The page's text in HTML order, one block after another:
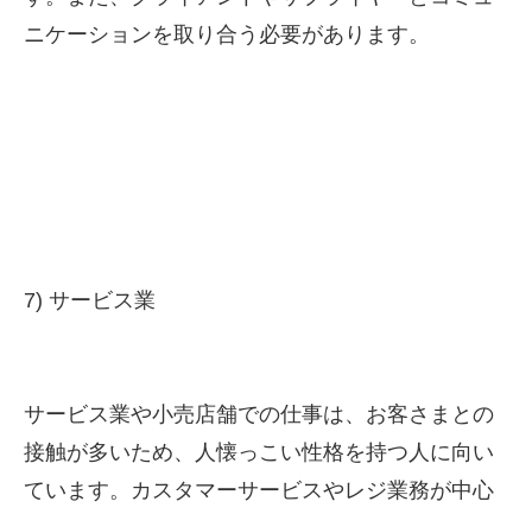
ニケーションを取り合う必要があります。
7) サービス業
サービス業や小売店舗での仕事は、お客さまとの
接触が多いため、人懐っこい性格を持つ人に向い
ています。カスタマーサービスやレジ業務が中心